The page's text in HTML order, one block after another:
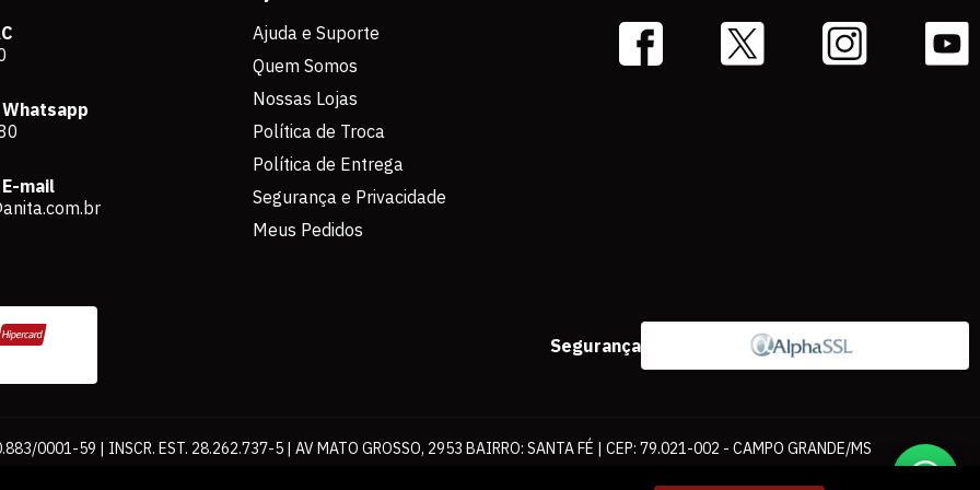
mail
Ajuda e Suporte
Quem Somos
Nossas Lojas
Política de Troca
Política de Entrega
Segurança e Privacidade
Meus Pedidos
Segurança
0001-59 | INSCR. EST. 28.262.737-5 | AV MATO GROSSO, 2953 BAIRRO: SANTA FÉ | CEP: 79.021-002 - CAMPO GRANDE/MS